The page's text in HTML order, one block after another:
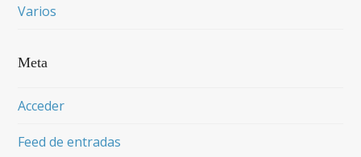
Varios
Meta
Acceder
Feed de entradas